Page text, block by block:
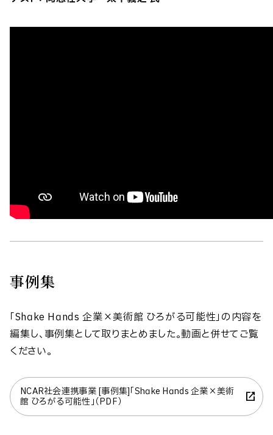
事例集
「Shake Hands 企業×美術館 ひろがる可能性」の内容を
編集し、事例集として取りまとめました。動画と併せてご覧
ください。
NCAR社会連携事業 [事例集]「Shake Hands 企業×美術
館 ひろがる可能性」（PDF）